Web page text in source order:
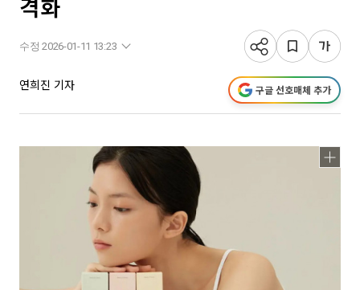
격화
수정 2026-01-11 13:23
연희진 기자 구글 선호매체 추가